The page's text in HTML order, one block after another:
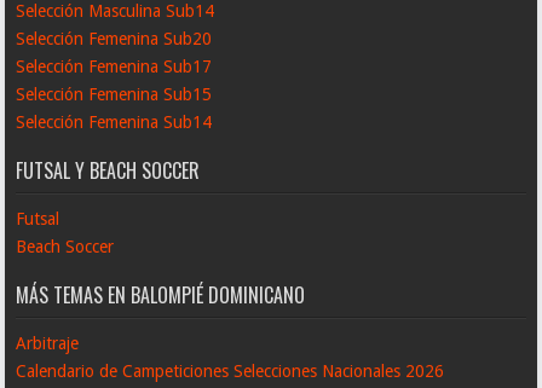
Selección Masculina Sub14
Selección Femenina Sub20
Selección Femenina Sub17
Selección Femenina Sub15
Selección Femenina Sub14
FUTSAL Y BEACH SOCCER
Futsal
Beach Soccer
MÁS TEMAS EN BALOMPIÉ DOMINICANO
Arbitraje
Calendario de Campeticiones Selecciones Nacionales 2026